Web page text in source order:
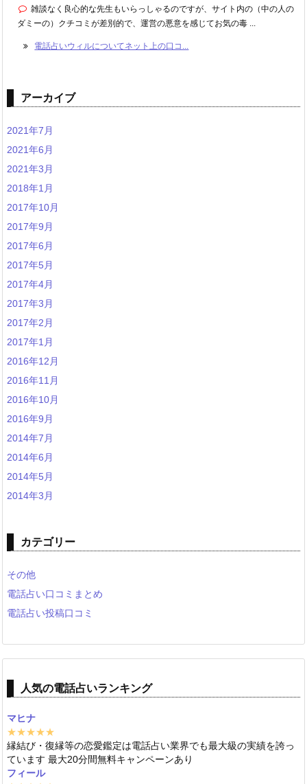
雑談なく良心的な先生もいらっしゃるのですが、サイト内の（中の人の
ダミーの）クチコミが差別的で、運営の悪意を感じてお気の毒 ...
電話占いウィルについてネット上の口コ...
アーカイブ
2021年7月
2021年6月
2021年3月
2018年1月
2017年10月
2017年9月
2017年6月
2017年5月
2017年4月
2017年3月
2017年2月
2017年1月
2016年12月
2016年11月
2016年10月
2016年9月
2014年7月
2014年6月
2014年5月
2014年3月
カテゴリー
その他
電話占い口コミまとめ
電話占い投稿口コミ
人気の電話占いランキング
マヒナ
★★★★★
縁結び・復縁等の恋愛鑑定は電話占い業界でも最大級の実績を誇っ
ています 最大20分間無料キャンペーンあり
フィール